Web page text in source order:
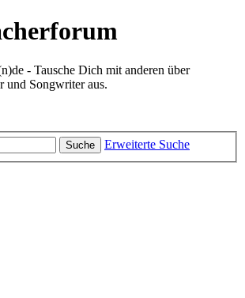
- Tausche Dich mit anderen über
und Songwriter aus.
Suche Erweiterte Suche